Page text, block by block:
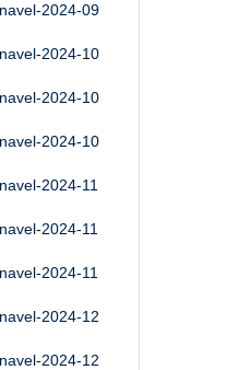
2024-09
2024-10
2024-10
2024-10
2024-11
2024-11
2024-11
2024-12
2024-12